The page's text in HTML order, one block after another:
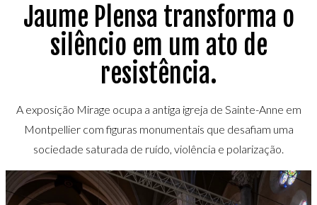
Jaume Plensa transforma o
silêncio em um ato de
resistência.
A exposição Mirage ocupa a antiga igreja de Sainte-Anne em
Montpellier com figuras monumentais que desafiam uma
sociedade saturada de ruído, violência e polarização.